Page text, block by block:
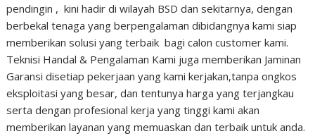
pendingin , kini hadir di wilayah BSD dan sekitarnya, dengan
berbekal tenaga yang berpengalaman dibidangnya kami siap
memberikan solusi yang terbaik bagi calon customer kami.
Teknisi Handal & Pengalaman Kami juga memberikan Jaminan
Garansi disetiap pekerjaan yang kami kerjakan,tanpa ongkos
eksploitasi yang besar, dan tentunya harga yang terjangkau
serta dengan profesional kerja yang tinggi kami akan
memberikan layanan yang memuaskan dan terbaik untuk anda.